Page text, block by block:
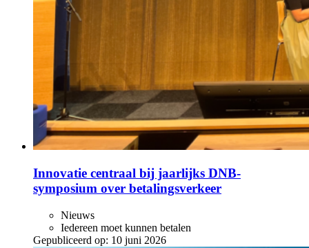
Innovatie centraal bij jaarlijks DNB-
symposium over betalingsverkeer
Nieuws
Iedereen moet kunnen betalen
Gepubliceerd op: 10 juni 2026